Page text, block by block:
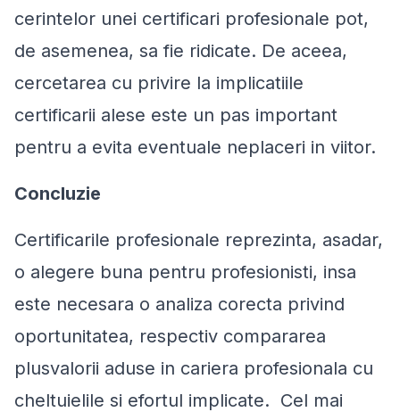
cerintelor unei certificari profesionale pot,
de asemenea, sa fie ridicate. De aceea,
cercetarea cu privire la implicatiile
certificarii alese este un pas important
pentru a evita eventuale neplaceri in viitor.
Concluzie
Certificarile profesionale reprezinta, asadar,
o alegere buna pentru profesionisti, insa
este necesara o analiza corecta privind
oportunitatea, respectiv compararea
plusvalorii aduse in cariera profesionala cu
cheltuielile si efortul implicate. Cel mai